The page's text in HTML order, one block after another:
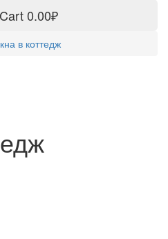
0.00₽
в коттедж